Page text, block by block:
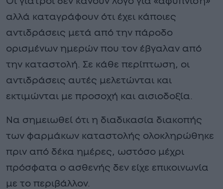
αλλά καταγράφουν ότι έχει κάποιες
αντιδράσεις μετά από την πάροδο
ορισμένων ημερών που τον έβγαλαν από
την καταστολή. Σε κάθε περίπτωση, οι
αντιδράσεις αυτές μελετώνται και
εκτιμώνται με προσοχή και αισιοδοξία.
Να σημειωθεί ότι η διαδικασία διακοπής
των φαρμάκων καταστολής ολοκληρώθηκε
πριν από δέκα ημέρες, ωστόσο μέχρι
πρόσφατα ο ασθενής δεν είχε επικοινωνία
με το περιβάλλον.